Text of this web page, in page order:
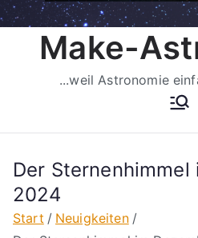
Make-
...weil Astronomie
Der Sternenhimmel
2024
Start
Neuigkeiten